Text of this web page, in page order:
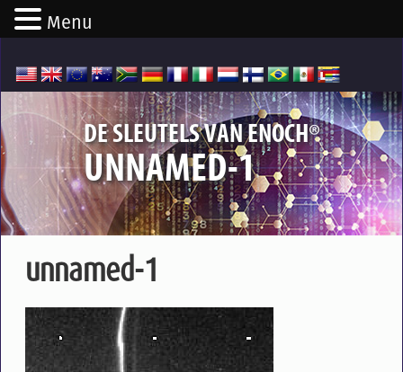
DE SLEUTELS VAN ENOCH®
UNNAMED-1
unnamed-1
Menu